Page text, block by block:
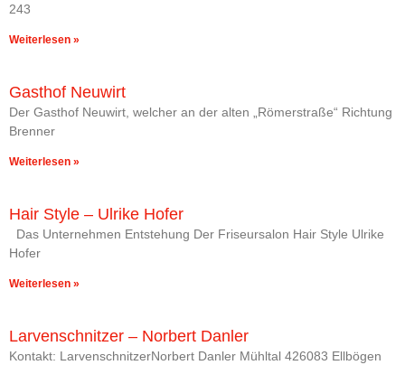
243
Weiterlesen »
Gasthof Neuwirt
Der Gasthof Neuwirt, welcher an der alten „Römerstraße“ Richtung
Brenner
Weiterlesen »
Hair Style – Ulrike Hofer
Das Unternehmen Entstehung Der Friseursalon Hair Style Ulrike
Hofer
Weiterlesen »
Larvenschnitzer – Norbert Danler
Kontakt: LarvenschnitzerNorbert Danler Mühltal 426083 Ellbögen